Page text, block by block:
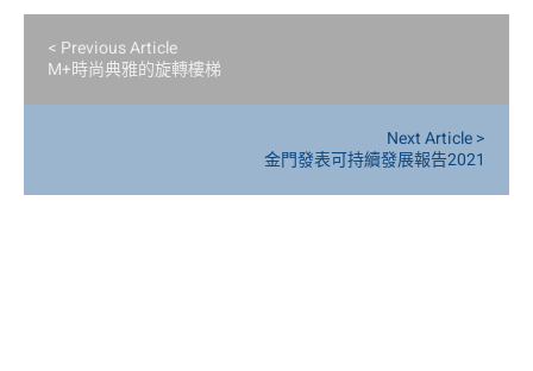
< Previous Article
M+時尚典雅的旋轉樓梯
Next Article >
金門發表可持續發展報告2021